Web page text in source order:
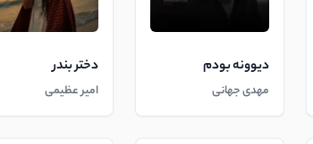
دیوونه بودم
مهدی جهانی
دختر بندر
امیر عظیمی